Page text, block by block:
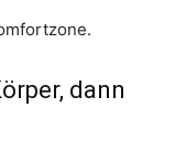
dann